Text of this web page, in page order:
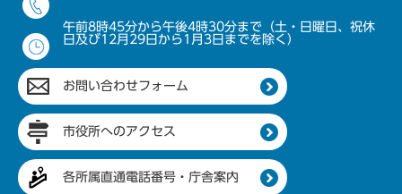
午前8時45分から午後4時30分まで（土・日曜日、祝休
日及び12月29日から1月3日までを除く）
お問い合わせフォーム
市役所へのアクセス
各所属直通電話番号・庁舎案内